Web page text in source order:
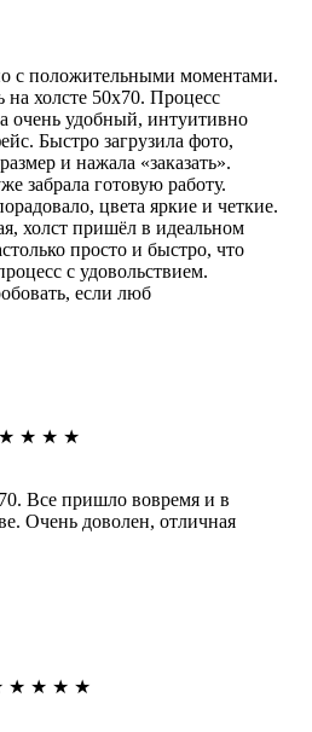
с положительными моментами.
на холсте 50х70. Процесс
очень удобный, интуитивно
Быстро загрузила фото,
и нажала «заказать».
забрала готовую работу.
цвета яркие и четкие.
холст пришёл в идеальном
просто и быстро, что
с удовольствием.
если люб
★ ★ ★ ★
Все пришло вовремя и в
Очень доволен, отличная
★ ★ ★ ★